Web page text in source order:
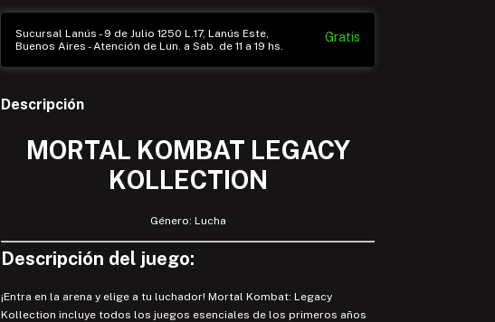
Sucursal Lanús - 9 de Julio 1250 L.17, Lanús Este,
Buenos Aires - Atención de Lun. a Sab. de 11 a 19 hs.
Gratis
Descripción
MORTAL KOMBAT LEGACY
KOLLECTION
Género: Lucha
Descripción del juego:
¡Entra en la arena y elige a tu luchador! Mortal Kombat: Legacy
Kollection incluye todos los juegos esenciales de los primeros años